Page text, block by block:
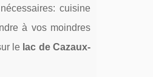
cuisine
à vos moindres
le lac de Cazaux-